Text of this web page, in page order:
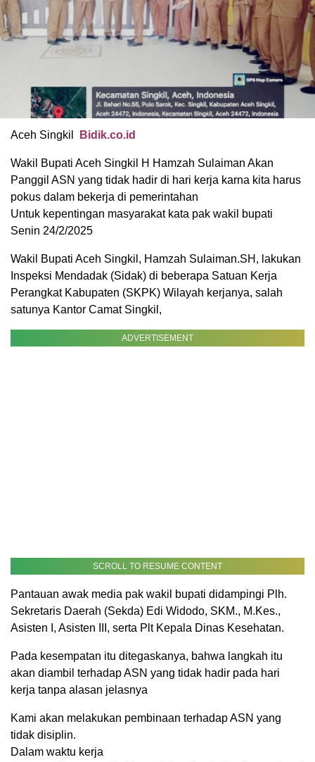
Aceh Singkil Bidik.co.id
Wakil Bupati Aceh Singkil H Hamzah Sulaiman Akan
Panggil ASN yang tidak hadir di hari kerja karna kita harus
pokus dalam bekerja di pemerintahan
Untuk kepentingan masyarakat kata pak wakil bupati
Senin 24/2/2025
Wakil Bupati Aceh Singkil, Hamzah Sulaiman.SH, lakukan
Inspeksi Mendadak (Sidak) di beberapa Satuan Kerja
Perangkat Kabupaten (SKPK) Wilayah kerjanya, salah
satunya Kantor Camat Singkil,
ADVERTISEMENT
SCROLL TO RESUME CONTENT
Pantauan awak media pak wakil bupati didampingi Plh.
Sekretaris Daerah (Sekda) Edi Widodo, SKM., M.Kes.,
Asisten I, Asisten III, serta Plt Kepala Dinas Kesehatan.
Pada kesempatan itu ditegaskanya, bahwa langkah itu
akan diambil terhadap ASN yang tidak hadir pada hari
kerja tanpa alasan jelasnya
Kami akan melakukan pembinaan terhadap ASN yang
tidak disiplin.
Dalam waktu kerja